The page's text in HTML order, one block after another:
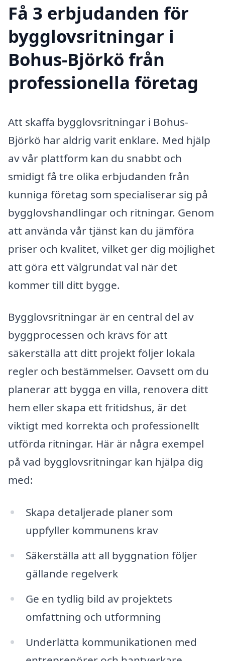
Få 3 erbjudanden för
bygglovsritningar i
Bohus-Björkö från
professionella företag
Att skaffa bygglovsritningar i Bohus-
Björkö har aldrig varit enklare. Med hjälp
av vår plattform kan du snabbt och
smidigt få tre olika erbjudanden från
kunniga företag som specialiserar sig på
bygglovshandlingar och ritningar. Genom
att använda vår tjänst kan du jämföra
priser och kvalitet, vilket ger dig möjlighet
att göra ett välgrundat val när det
kommer till ditt bygge.
Bygglovsritningar är en central del av
byggprocessen och krävs för att
säkerställa att ditt projekt följer lokala
regler och bestämmelser. Oavsett om du
planerar att bygga en villa, renovera ditt
hem eller skapa ett fritidshus, är det
viktigt med korrekta och professionellt
utförda ritningar. Här är några exempel
på vad bygglovsritningar kan hjälpa dig
med:
Skapa detaljerade planer som
uppfyller kommunens krav
Säkerställa att all byggnation följer
gällande regelverk
Ge en tydlig bild av projektets
omfattning och utformning
Underlätta kommunikationen med